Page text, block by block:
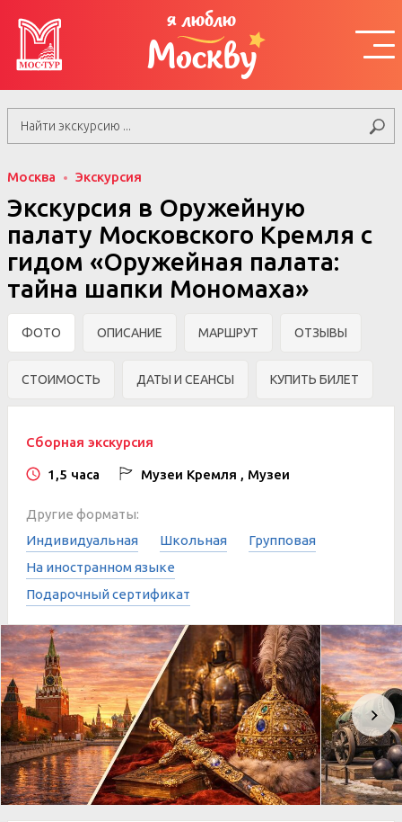
я люблю
Москву
Москва Экскурсия
Экскурсия в Оружейную
палату Московского Кремля с
гидом «Оружейная палата:
тайна шапки Мономаха»
ФОТО ОПИСАНИЕ МАРШРУТ ОТЗЫВЫ
СТОИМОСТЬ ДАТЫ И СЕАНСЫ КУПИТЬ БИЛЕТ
Сборная экскурсия
1,5 часа Музеи Кремля , Музеи
Другие форматы:
Индивидуальная
Школьная
Групповая
На иностранном языке
Подарочный сертификат